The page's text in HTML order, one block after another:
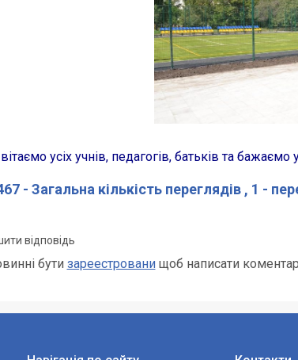
усіх учнів, педагогів, батьків та бажаємо
- Загальна кількість переглядів , 1 -
відповідь
бути зареестрованищоб написати